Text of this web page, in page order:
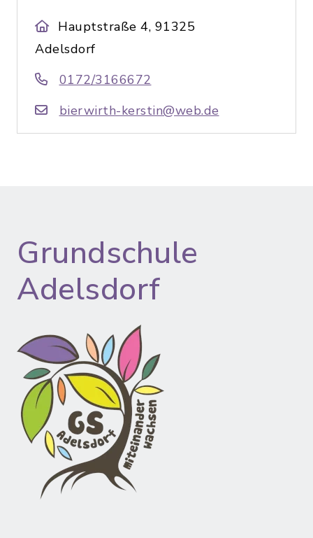
Hauptstraße 4, 91325
Adelsdorf
0172/3166672
bierwirth-kerstin@web.de
Grundschule
Adelsdorf